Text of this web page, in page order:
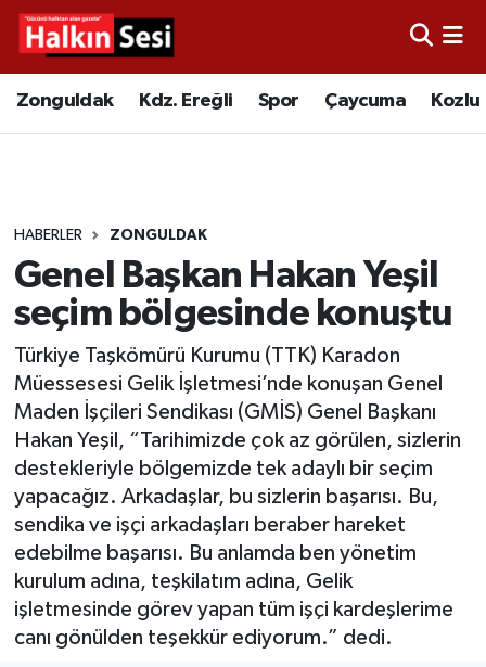
Zonguldak Kdz. Ereğli Spor Çaycuma Kozlu
HABERLER ZONGULDAK
Genel Başkan Hakan Yeşil
seçim bölgesinde konuştu
Türkiye Taşkömürü Kurumu (TTK) Karadon
Müessesesi Gelik İşletmesi’nde konuşan Genel
Maden İşçileri Sendikası (GMİS) Genel Başkanı
Hakan Yeşil, “Tarihimizde çok az görülen, sizlerin
destekleriyle bölgemizde tek adaylı bir seçim
yapacağız. Arkadaşlar, bu sizlerin başarısı. Bu,
sendika ve işçi arkadaşları beraber hareket
edebilme başarısı. Bu anlamda ben yönetim
kurulum adına, teşkilatım adına, Gelik
işletmesinde görev yapan tüm işçi kardeşlerime
canı gönülden teşekkür ediyorum.” dedi.
Video
Çaycuma
Alaplı
Asayiş
Bartın
Karabük
Devrek
Bolu
ÇEVRE
Merkez Hava Durumu
Tüm Manşetler
Son Dakika Haberleri
Haber Arşivi